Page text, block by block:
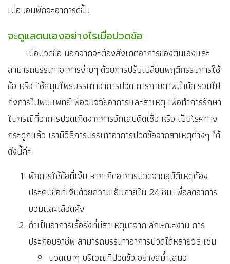
เมื่อนอนพักจะอาการดีขึ้น
จะดูแลตนเองอย่างไรเมื่อปวดข้อ
เมื่อปวดข้อ นอกจากจะต้องสังเกตอาการของตนเองและ
สามารถบรรเทาอาการง่ายๆ ด้วยการปรับเปลี่ยนพฤติกรรมการใช้
ข้อ หรือ ใช้สมุนไพรบรรเทาอาการปวด การกายภาพบำบัด รวมไป
ถึงการไปพบแพทย์เพื่อวินิจฉัยอาการและสาเหตุ เพื่อทำการรักษา
ในกรณีที่อาการปวดเกิดจากการอักเสบติดเชื้อ หรือ เป็นโรคทาง
กระดูกแล้ว เรามีวิธีการบรรเทาอาการปวดข้อจากสาเหตุต่างๆ ได้
ดังนี้ค่ะ
พักการใช้ข้อที่เจ็บ หากเกิดอาการปวดจากอุบัติเหตุต้อง
ประคบข้อที่เจ็บด้วยความเย็นภายใน 24 ชม.เพื่อลดอาการ
บวมและเลือดคั่ง
ถ้าเป็นอาการเรื้อรังที่มีสาเหตุมาจาก ลักษณะงาน การ
ประกอบอาชีพ สามารถบรรเทาอาการปวดได้หลายวิธี เช่น
นวดเบาๆ บริเวณที่ปวดข้อ อย่างสม่ำเสมอ